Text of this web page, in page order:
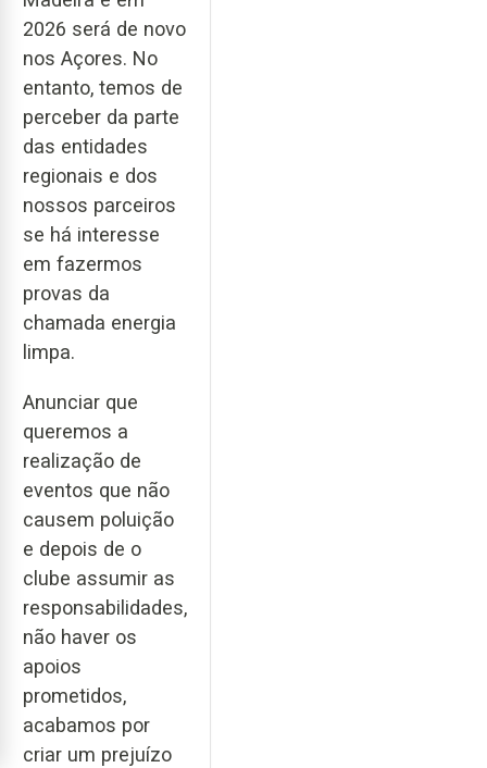
2026 será de novo
nos Açores. No
entanto, temos de
perceber da parte
das entidades
regionais e dos
nossos parceiros
se há interesse
em fazermos
provas da
chamada energia
limpa.
Anunciar que
queremos a
realização de
eventos que não
causem poluição
e depois de o
clube assumir as
responsabilidades,
não haver os
apoios
prometidos,
acabamos por
criar um prejuízo